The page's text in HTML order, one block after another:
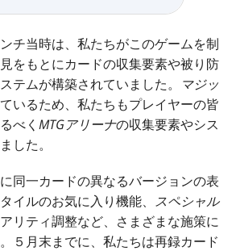
チ当時は、私たちがこのゲームを制
をもとにカードの収集要素や被り防
テムが構築されていました。
マジッ
いるため、私たちもプレイヤーの皆
べくMTGアリーナの収集要素やシス
した。
同一カードの異なるバージョンの表
イルのお気に入り機能、 スペシャル
リティ調整など、さまざまな施策に
５月末までに、私たちは再録カード